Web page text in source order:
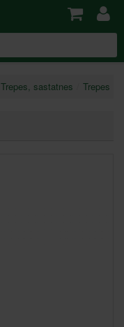
Trepes, sastatnes Trepes